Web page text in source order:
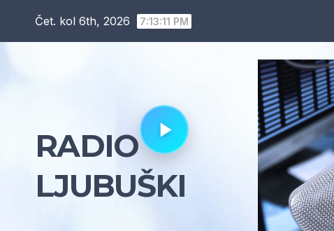
Čet. kol 6th, 2026 7:13:13 PM
RADIO
LJUBUŠKI